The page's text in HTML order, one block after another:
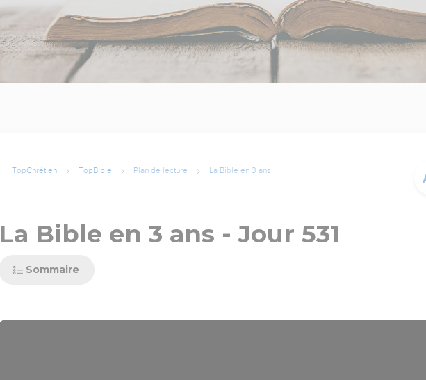
TopChrétien TopBible Plan de lecture La Bible en 3 ans
La Bible en 3 ans - Jour 531
Sommaire